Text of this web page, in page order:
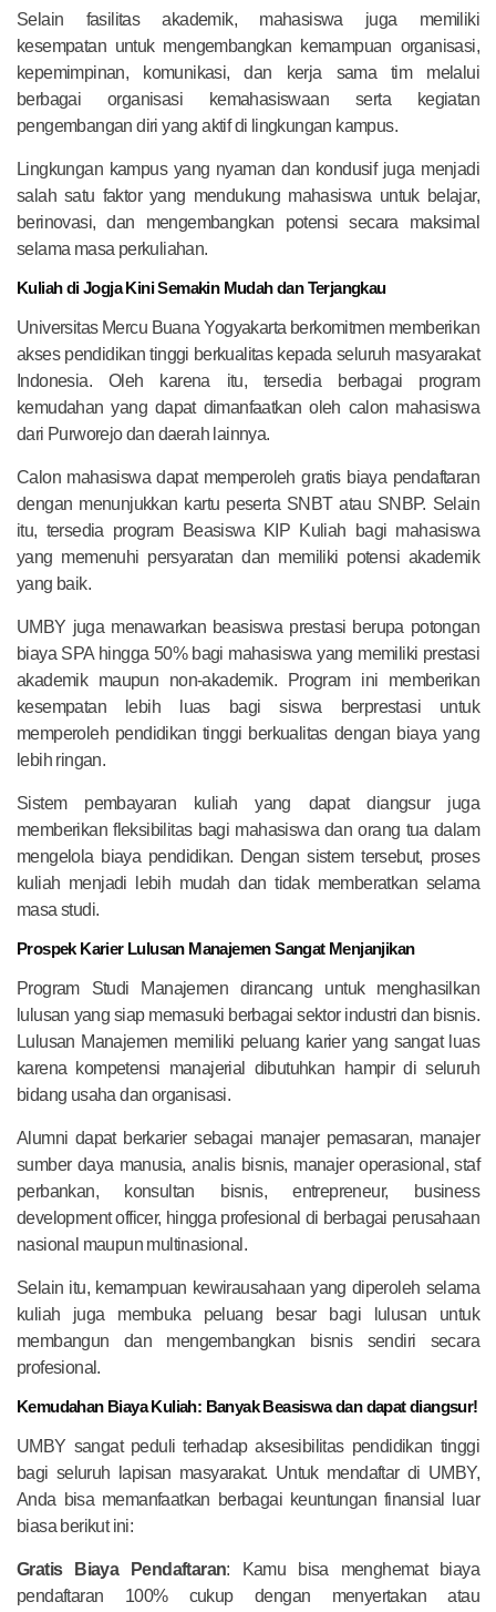
Selain fasilitas akademik, mahasiswa juga memiliki
kesempatan untuk mengembangkan kemampuan organisasi,
kepemimpinan, komunikasi, dan kerja sama tim melalui
berbagai organisasi kemahasiswaan serta kegiatan
pengembangan diri yang aktif di lingkungan kampus.
Lingkungan kampus yang nyaman dan kondusif juga menjadi
salah satu faktor yang mendukung mahasiswa untuk belajar,
berinovasi, dan mengembangkan potensi secara maksimal
selama masa perkuliahan.
Kuliah di Jogja Kini Semakin Mudah dan Terjangkau
Universitas Mercu Buana Yogyakarta berkomitmen memberikan
akses pendidikan tinggi berkualitas kepada seluruh masyarakat
Indonesia. Oleh karena itu, tersedia berbagai program
kemudahan yang dapat dimanfaatkan oleh calon mahasiswa
dari Purworejo dan daerah lainnya.
Calon mahasiswa dapat memperoleh gratis biaya pendaftaran
dengan menunjukkan kartu peserta SNBT atau SNBP. Selain
itu, tersedia program Beasiswa KIP Kuliah bagi mahasiswa
yang memenuhi persyaratan dan memiliki potensi akademik
yang baik.
UMBY juga menawarkan beasiswa prestasi berupa potongan
biaya SPA hingga 50% bagi mahasiswa yang memiliki prestasi
akademik maupun non-akademik. Program ini memberikan
kesempatan lebih luas bagi siswa berprestasi untuk
memperoleh pendidikan tinggi berkualitas dengan biaya yang
lebih ringan.
Sistem pembayaran kuliah yang dapat diangsur juga
memberikan fleksibilitas bagi mahasiswa dan orang tua dalam
mengelola biaya pendidikan. Dengan sistem tersebut, proses
kuliah menjadi lebih mudah dan tidak memberatkan selama
masa studi.
Prospek Karier Lulusan Manajemen Sangat Menjanjikan
Program Studi Manajemen dirancang untuk menghasilkan
lulusan yang siap memasuki berbagai sektor industri dan bisnis.
Lulusan Manajemen memiliki peluang karier yang sangat luas
karena kompetensi manajerial dibutuhkan hampir di seluruh
bidang usaha dan organisasi.
Alumni dapat berkarier sebagai manajer pemasaran, manajer
sumber daya manusia, analis bisnis, manajer operasional, staf
perbankan, konsultan bisnis, entrepreneur, business
development officer, hingga profesional di berbagai perusahaan
nasional maupun multinasional.
Selain itu, kemampuan kewirausahaan yang diperoleh selama
kuliah juga membuka peluang besar bagi lulusan untuk
membangun dan mengembangkan bisnis sendiri secara
profesional.
Kemudahan Biaya Kuliah: Banyak Beasiswa dan dapat diangsur!
UMBY sangat peduli terhadap aksesibilitas pendidikan tinggi
bagi seluruh lapisan masyarakat. Untuk mendaftar di UMBY,
Anda bisa memanfaatkan berbagai keuntungan finansial luar
biasa berikut ini:
Gratis Biaya Pendaftaran: Kamu bisa menghemat biaya
pendaftaran 100% cukup dengan menyertakan atau